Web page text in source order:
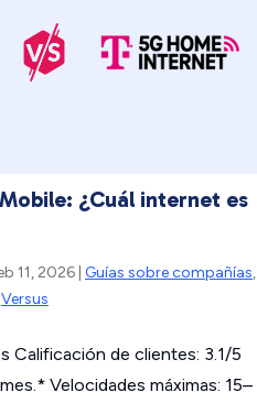
¿Cuál internet es
11, 2026 | Guías sobre compañías,
Versus
Calificación de clientes: 3.1/5
Velocidades máximas: 15–